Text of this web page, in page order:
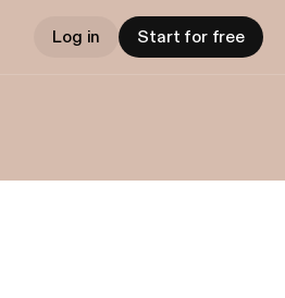
Log in Start for free